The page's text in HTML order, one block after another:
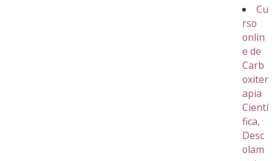
Cu
rso
onlin
e de
Carb
oxiter
apia
Cientí
fica,
Desc
olam